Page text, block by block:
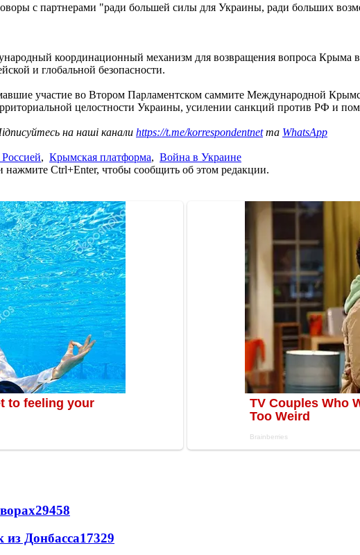
с партнерами "ради большей силы для Украины, ради больших
координационный механизм для возвращения вопроса Крыма
и глобальной безопасности.
участие во Втором Парламентском саммите Международной
целостности Украины, усилении санкций против РФ и
на наші канали https://t.me/korrespondentnetта WhatsApp
, Крымская платформа, Война в Украине
Ctrl+Enter, чтобы сообщить об этом редакции.
29458
из Донбасса17329